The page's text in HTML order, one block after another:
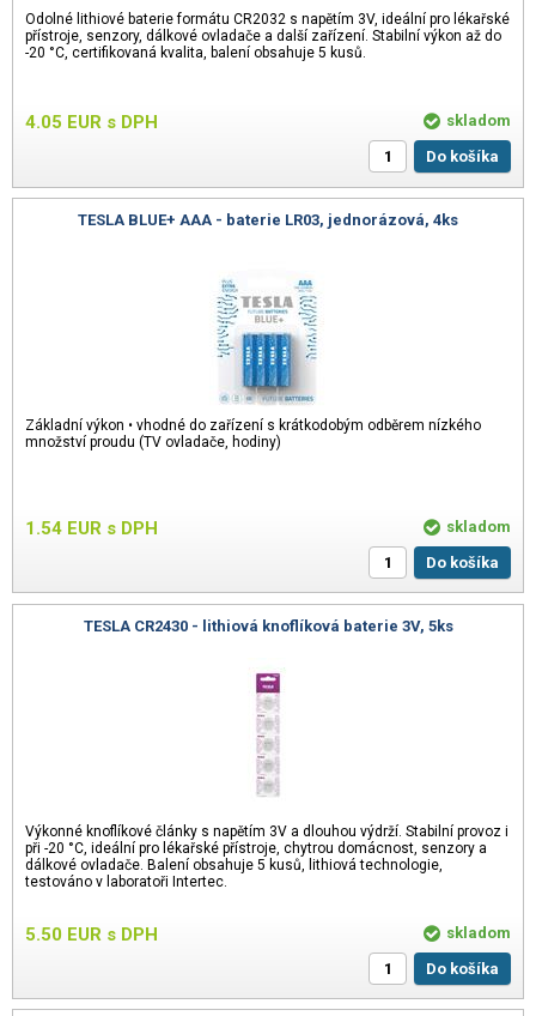
Odolné lithiové baterie formátu CR2032 s napětím 3V, ideální pro lékařské
přístroje, senzory, dálkové ovladače a další zařízení. Stabilní výkon až do
-20 °C, certifikovaná kvalita, balení obsahuje 5 kusů.
4.05 EUR s DPH
skladom
Do košíka
TESLA BLUE+ AAA - baterie LR03, jednorázová, 4ks
Základní výkon • vhodné do zařízení s krátkodobým odběrem nízkého
množství proudu (TV ovladače, hodiny)
1.54 EUR s DPH
skladom
Do košíka
TESLA CR2430 - lithiová knoflíková baterie 3V, 5ks
Výkonné knoflíkové články s napětím 3V a dlouhou výdrží. Stabilní provoz i
při -20 °C, ideální pro lékařské přístroje, chytrou domácnost, senzory a
dálkové ovladače. Balení obsahuje 5 kusů, lithiová technologie,
testováno v laboratoři Intertec.
5.50 EUR s DPH
skladom
Do košíka